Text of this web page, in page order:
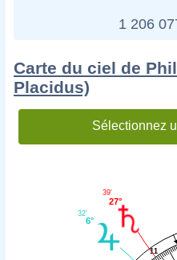
1 206
Carte du ciel de
Placidus)
Sélectionnez
11
27°
39'
6°
32'